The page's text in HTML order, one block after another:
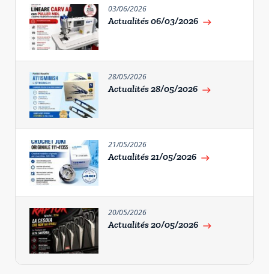
03/06/2026
Actualités 06/03/2026 east
28/05/2026
Actualités 28/05/2026 east
21/05/2026
Actualités 21/05/2026 east
20/05/2026
Actualités 20/05/2026 east